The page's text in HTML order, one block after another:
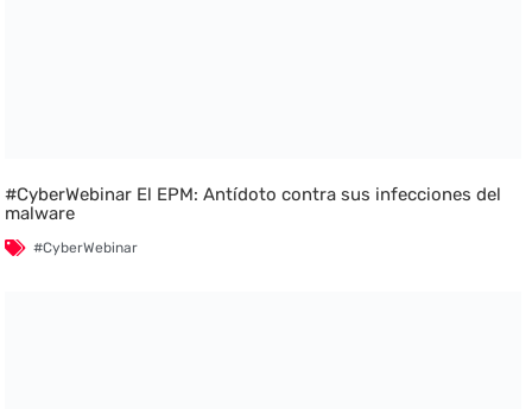
#CyberWebinar El EPM: Antídoto contra sus infecciones del
malware
#CyberWebinar